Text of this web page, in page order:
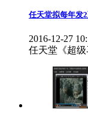
任天堂拟每年发
2016-12-27
任天堂《超